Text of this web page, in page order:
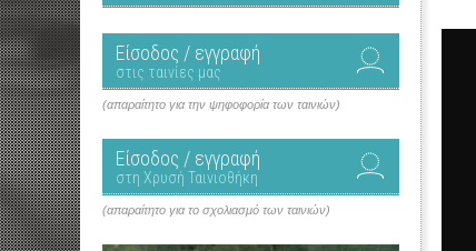
Είσοδος / εγγραφή
στις ταινίες μας
(απαραίτητο για την ψηφοφορία των ταινιών)
Είσοδος / εγγραφή
στη Χρυσή Ταινιοθήκη
(απαραίτητο για το σχολιασμό των ταινιών)